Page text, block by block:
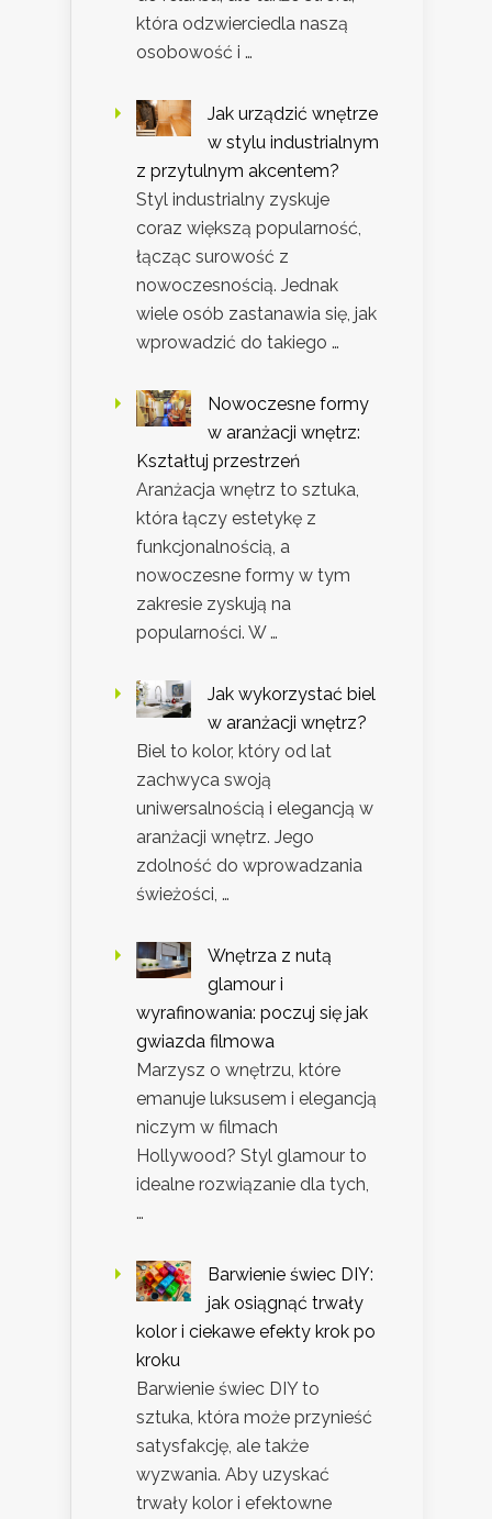
która odzwierciedla naszą
osobowość i …
Jak urządzić wnętrze
w stylu industrialnym
z przytulnym akcentem?
Styl industrialny zyskuje
coraz większą popularność,
łącząc surowość z
nowoczesnością. Jednak
wiele osób zastanawia się, jak
wprowadzić do takiego …
Nowoczesne formy
w aranżacji wnętrz:
Kształtuj przestrzeń
Aranżacja wnętrz to sztuka,
która łączy estetykę z
funkcjonalnością, a
nowoczesne formy w tym
zakresie zyskują na
popularności. W …
Jak wykorzystać biel
w aranżacji wnętrz?
Biel to kolor, który od lat
zachwyca swoją
uniwersalnością i elegancją w
aranżacji wnętrz. Jego
zdolność do wprowadzania
świeżości, …
Wnętrza z nutą
glamour i
wyrafinowania: poczuj się jak
gwiazda filmowa
Marzysz o wnętrzu, które
emanuje luksusem i elegancją
niczym w filmach
Hollywood? Styl glamour to
idealne rozwiązanie dla tych,
…
Barwienie świec DIY:
jak osiągnąć trwały
kolor i ciekawe efekty krok po
kroku
Barwienie świec DIY to
sztuka, która może przynieść
satysfakcję, ale także
wyzwania. Aby uzyskać
trwały kolor i efektowne